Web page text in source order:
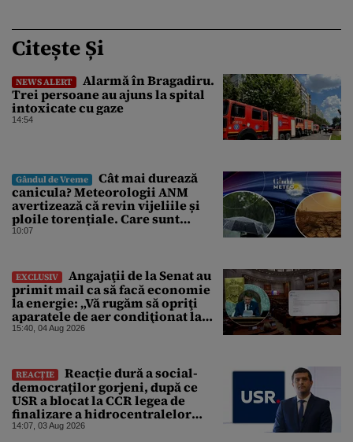
Citește Și
NEWS ALERT
Alarmă în Bragadiru.
Trei persoane au ajuns la spital
intoxicate cu gaze
14:54
Gândul de Vreme
Cât mai durează
canicula? Meteorologii ANM
avertizează că revin vijeliile și
ploile torențiale. Care sunt
zonele vizate, începând chiar de
10:07
EXCLUSIV
Angajaţii de la Senat au
primit mail ca să facă economie
la energie: „Vă rugăm să opriţi
aparatele de aer condiţionat la
sfârşitul programului”
15:40, 04 Aug 2026
REACȚIE
Reacție dură a social-
democraților gorjeni, după ce
USR a blocat la CCR legea de
finalizare a hidrocentralelor
abandonate. „Nu ne-ar surprinde
14:07, 03 Aug 2026